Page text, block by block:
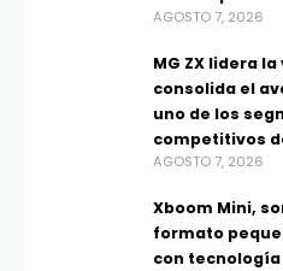
AGOSTO 7, 2026
MG ZX lidera
consolida el
uno de los
competitivos
AGOSTO 7, 2026
Xboom Mini,
formato
con tecnología